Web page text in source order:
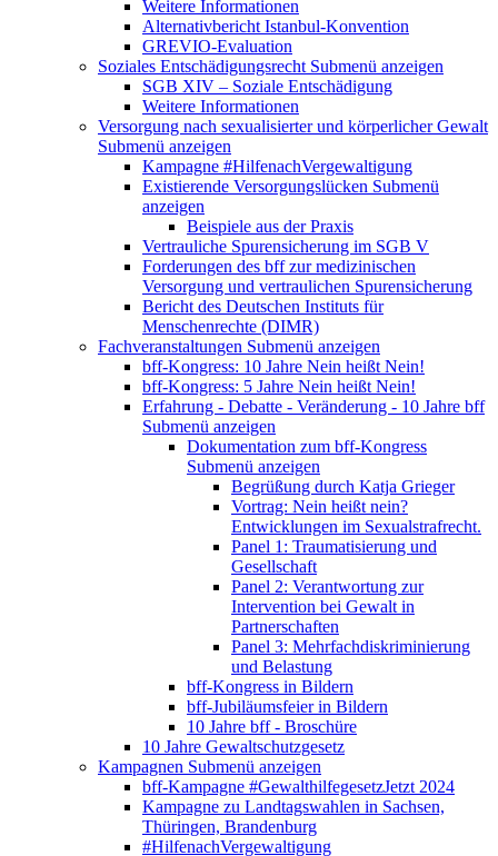
Weitere Informationen
Alternativbericht Istanbul-Konvention
GREVIO-Evaluation
Soziales Entschädigungsrecht Submenü anzeigen
SGB XIV – Soziale Entschädigung
Weitere Informationen
Versorgung nach sexualisierter und körperlicher Gewalt
Submenü anzeigen
Kampagne #HilfenachVergewaltigung
Existierende Versorgungslücken Submenü
anzeigen
Beispiele aus der Praxis
Vertrauliche Spurensicherung im SGB V
Forderungen des bff zur medizinischen
Versorgung und vertraulichen Spurensicherung
Bericht des Deutschen Instituts für
Menschenrechte (DIMR)
Fachveranstaltungen Submenü anzeigen
bff-Kongress: 10 Jahre Nein heißt Nein!
bff-Kongress: 5 Jahre Nein heißt Nein!
Erfahrung - Debatte - Veränderung - 10 Jahre bff
Submenü anzeigen
Dokumentation zum bff-Kongress
Submenü anzeigen
Begrüßung durch Katja Grieger
Vortrag: Nein heißt nein?
Entwicklungen im Sexualstrafrecht.
Panel 1: Traumatisierung und
Gesellschaft
Panel 2: Verantwortung zur
Intervention bei Gewalt in
Partnerschaften
Panel 3: Mehrfachdiskriminierung
und Belastung
bff-Kongress in Bildern
bff-Jubiläumsfeier in Bildern
10 Jahre bff - Broschüre
10 Jahre Gewaltschutzgesetz
Kampagnen Submenü anzeigen
bff-Kampagne #GewalthilfegesetzJetzt 2024
Kampagne zu Landtagswahlen in Sachsen,
Thüringen, Brandenburg
#HilfenachVergewaltigung